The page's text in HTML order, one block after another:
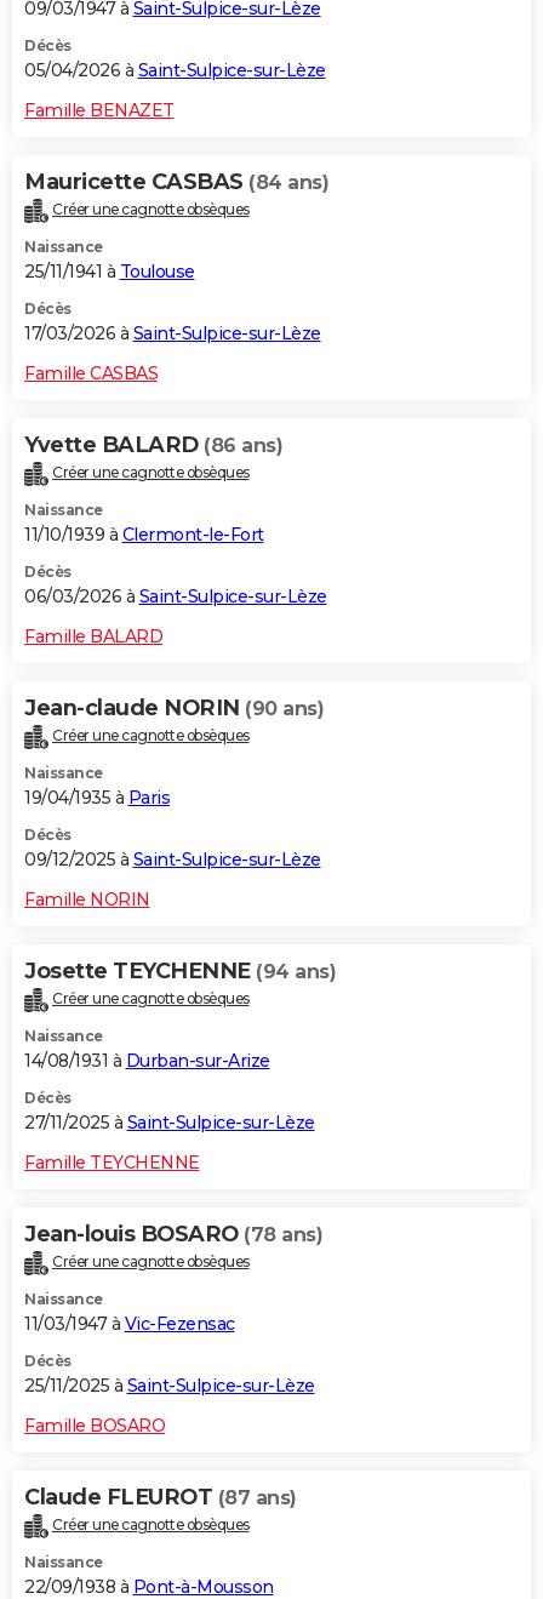
09/03/1947 à Saint-Sulpice-sur-Lèze
Décès
05/04/2026 à Saint-Sulpice-sur-Lèze
Famille BENAZET
Mauricette CASBAS (84 ans)
Créer une cagnotte obsèques
Naissance
25/11/1941 à Toulouse
Décès
17/03/2026 à Saint-Sulpice-sur-Lèze
Famille CASBAS
Yvette BALARD (86 ans)
Créer une cagnotte obsèques
Naissance
11/10/1939 à Clermont-le-Fort
Décès
06/03/2026 à Saint-Sulpice-sur-Lèze
Famille BALARD
Jean-claude NORIN (90 ans)
Créer une cagnotte obsèques
Naissance
19/04/1935 à Paris
Décès
09/12/2025 à Saint-Sulpice-sur-Lèze
Famille NORIN
Josette TEYCHENNE (94 ans)
Créer une cagnotte obsèques
Naissance
14/08/1931 à Durban-sur-Arize
Décès
27/11/2025 à Saint-Sulpice-sur-Lèze
Famille TEYCHENNE
Jean-louis BOSARO (78 ans)
Créer une cagnotte obsèques
Naissance
11/03/1947 à Vic-Fezensac
Décès
25/11/2025 à Saint-Sulpice-sur-Lèze
Famille BOSARO
Claude FLEUROT (87 ans)
Créer une cagnotte obsèques
Naissance
22/09/1938 à Pont-à-Mousson